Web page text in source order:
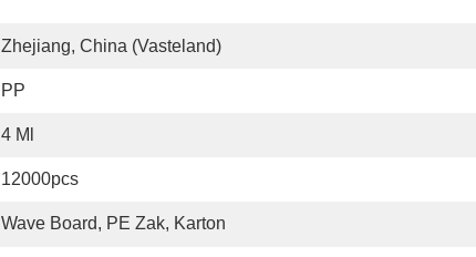
Zhejiang, China (vasteland)
PP
4 Ml
12000pcs
Wave Board, PE Zak, Karton